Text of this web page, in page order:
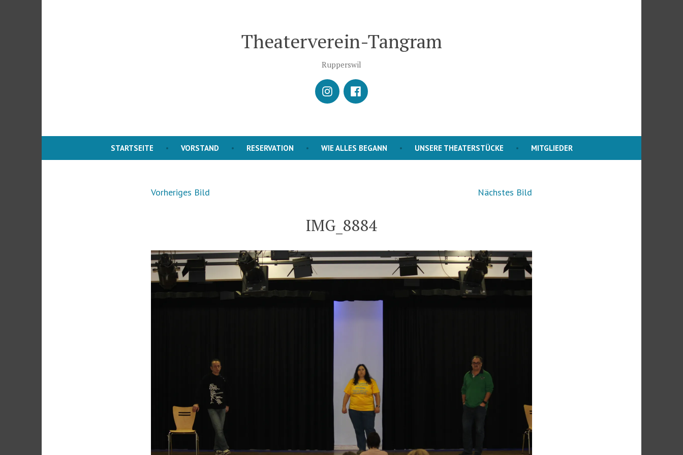
Theaterverein-Tangram
Rupperswil
STARTSEITE VORSTAND RESERVATION WIE ALLES BEGANN UNSERE THEATERSTÜCKE MITGLIEDER
istagramFacebook
Vorheriges Bild Nächstes Bild
IMG_8884